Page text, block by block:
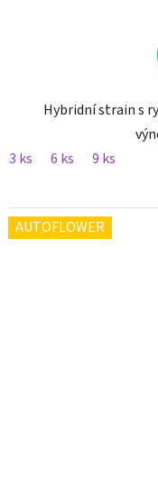
Hybridní strain s
3 ks
6 ks 9 ks
AUTOFLOWER